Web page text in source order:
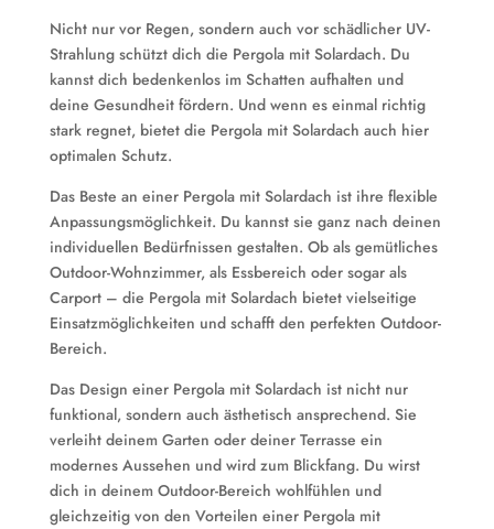
Nicht nur vor Regen, sondern auch vor schädlicher UV-
Strahlung schützt dich die Pergola mit Solardach. Du
kannst dich bedenkenlos im Schatten aufhalten und
deine Gesundheit fördern. Und wenn es einmal richtig
stark regnet, bietet die Pergola mit Solardach auch hier
optimalen Schutz.
Das Beste an einer Pergola mit Solardach ist ihre flexible
Anpassungsmöglichkeit. Du kannst sie ganz nach deinen
individuellen Bedürfnissen gestalten. Ob als gemütliches
Outdoor-Wohnzimmer, als Essbereich oder sogar als
Carport – die Pergola mit Solardach bietet vielseitige
Einsatzmöglichkeiten und schafft den perfekten Outdoor-
Bereich.
Das Design einer Pergola mit Solardach ist nicht nur
funktional, sondern auch ästhetisch ansprechend. Sie
verleiht deinem Garten oder deiner Terrasse ein
modernes Aussehen und wird zum Blickfang. Du wirst
dich in deinem Outdoor-Bereich wohlfühlen und
gleichzeitig von den Vorteilen einer Pergola mit